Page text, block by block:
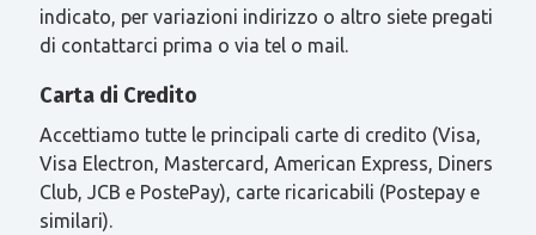
indicato, per variazioni indirizzo o altro siete pregati
di contattarci prima o via tel o mail.
Carta di Credito
Accettiamo tutte le principali carte di credito (Visa,
Visa Electron, Mastercard, American Express, Diners
Club, JCB e PostePay), carte ricaricabili (Postepay e
similari).